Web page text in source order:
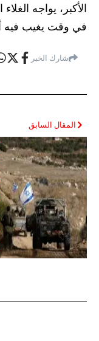
الأكبر، يواجه
في وقت يغيب فيه
شارك الخبر
المقال السابق